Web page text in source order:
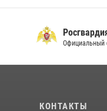
Официальный
КОНТАКТЫ